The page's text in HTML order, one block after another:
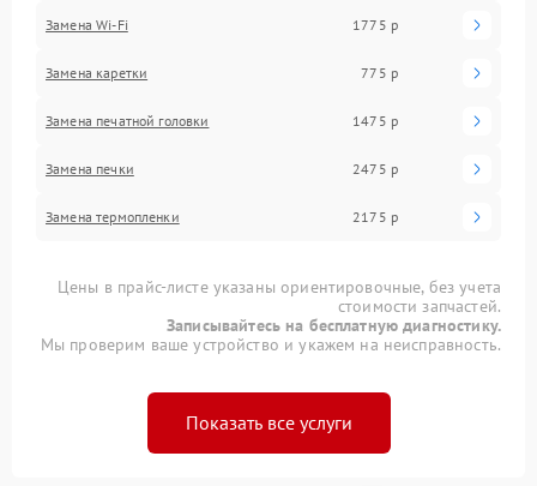
Замена Wi-Fi 1775 р
Замена каретки 775 р
Замена печатной головки 1475 р
Замена печки 2475 р
Замена термопленки 2175 р
Цены в прайс-листе указаны ориентировочные, без учета
стоимости запчастей.
Записывайтесь на бесплатную диагностику.
Мы проверим ваше устройство и укажем на неисправность.
Показать все услуги